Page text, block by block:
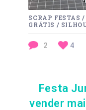
SCRAP FESTAS
GRÁTIS /
2 4
Festa
vender